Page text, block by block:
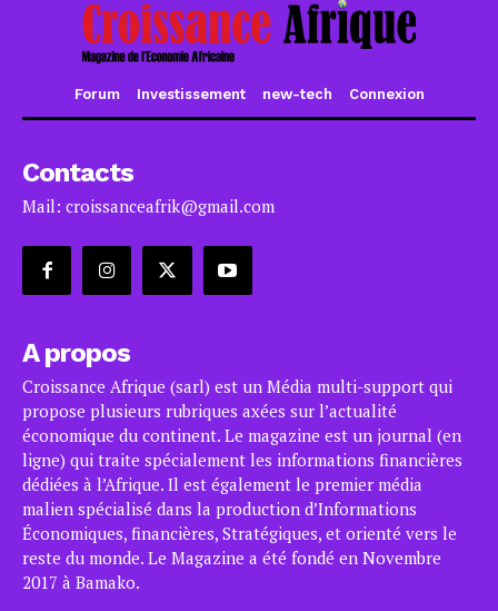
Forum Investissement new-tech Connexion
Contacts
Mail: croissanceafrik@gmail.com
A propos
Croissance Afrique (sarl) est un Média multi-support qui
propose plusieurs rubriques axées sur l’actualité
économique du continent. Le magazine est un journal (en
ligne) qui traite spécialement les informations financières
dédiées à l’Afrique. Il est également le premier média
malien spécialisé dans la production d’Informations
Économiques, financières, Stratégiques, et orienté vers le
reste du monde. Le Magazine a été fondé en Novembre
2017 à Bamako.